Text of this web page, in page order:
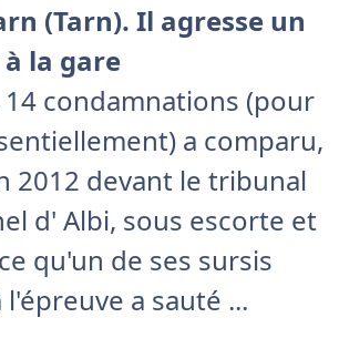
(Tarn). Il agresse un
la gare
14 condamnations (pour
a comparu,
2012 devant le tribunal
d' Albi, sous escorte et
qu'un de ses sursis
l'épreuve a sauté ...